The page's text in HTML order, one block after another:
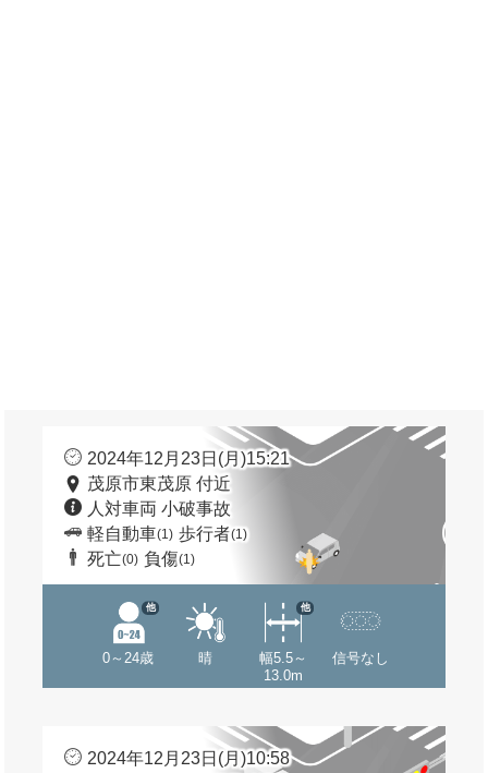
2024年12月23日(月)15:21
茂原市東茂原 付近
人対車両 小破事故
軽自動車(1) 歩行者(1)
死亡(0) 負傷(1)
0～24歳
他
晴
幅5.5～
13.0m
他
信号なし
2024年12月23日(月)10:58